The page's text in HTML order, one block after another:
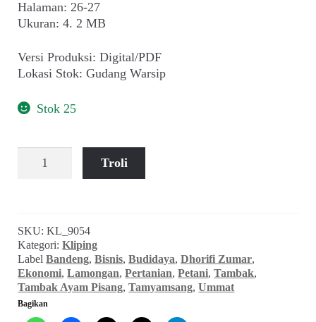
Halaman: 26-27
Ukuran: 4. 2 MB
Versi Produksi: Digital/PDF
Lokasi Stok: Gudang Warsip
Stok 25
Tambak
Menggoyang
Lamongan
(UMMAT_No.
24,
26
Mei
Troli
SKU:KL_9054
Kategori:Kliping
LabelBandeng,Bisnis,Budidaya,Dhorifi Zumar,
Ekonomi,Lamongan,Pertanian,Petani,Tambak,
Tambak Ayam Pisang,Tamyamsang,Ummat
Bagikan